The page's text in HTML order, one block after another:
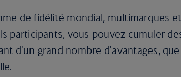
de fidélité mondial, multimarques
participants, vous pouvez cumuler
d'un grand nombre d'avantages, que